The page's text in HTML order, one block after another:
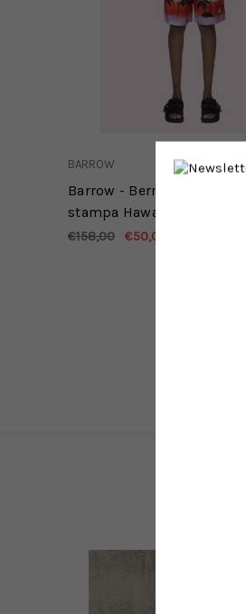
BARROW
Barrow - Bermuda con
stampa Hawai multicolor
€158,00 €50,00